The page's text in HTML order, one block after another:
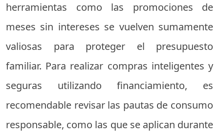
herramientas como las promociones de
meses sin intereses se vuelven sumamente
valiosas para proteger el presupuesto
familiar. Para realizar compras inteligentes y
seguras utilizando financiamiento, es
recomendable revisar las pautas de consumo
responsable, como las que se aplican durante